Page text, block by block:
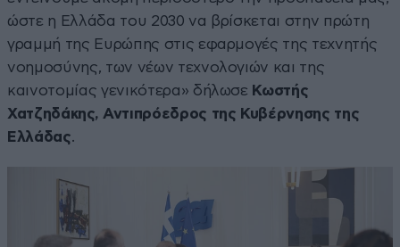
ώστε η Ελλάδα του 2030 να βρίσκεται στην πρώτη
γραμμή της Ευρώπης στις εφαρμογές της τεχνητής
νοημοσύνης, των νέων τεχνολογιών και της
καινοτομίας γενικότερα» δήλωσε Κωστής
Χατζηδάκης, Αντιπρόεδρος της Κυβέρνησης της
Ελλάδας.